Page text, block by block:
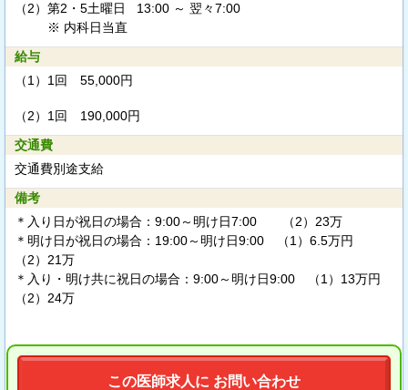
（2） 第2・5土曜日 13:00 ～ 翌々7:00
※ 内科日当直
給与
（1） 1回 55,000円
（2） 1回 190,000円
交通費
交通費別途支給
備考
＊入り日が祝日の場合：9:00～明け日7:00 （2）23万
＊明け日が祝日の場合：19:00～明け日9:00 （1）6.5万円
（2）21万
＊入り・明け共に祝日の場合：9:00～明け日9:00 （1）13万円
（2）24万
この医師求人に お問い合わせ